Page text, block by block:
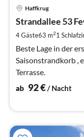
Haffkrug
Strandallee 53
4 Gäste63 m21
Beste Lage in der
Saisonstrandkorb ,
Terrasse.
ab 92€/ Nacht